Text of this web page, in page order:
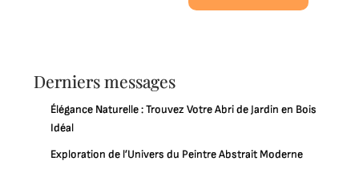
Derniers messages
Élégance Naturelle : Trouvez Votre Abri de Jardin en Bois
Idéal
Exploration de l’Univers du Peintre Abstrait Moderne